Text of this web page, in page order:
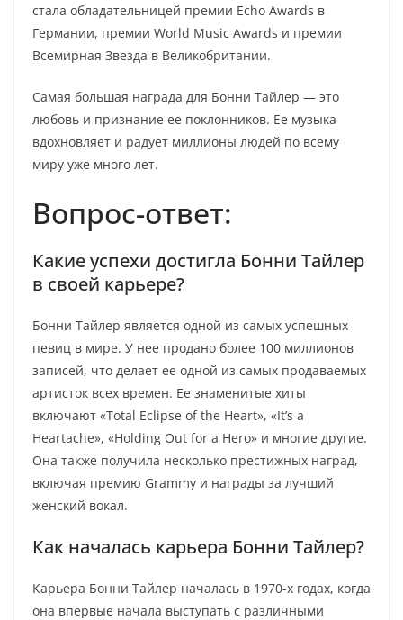
стала обладательницей премии Echo Awards в
Германии, премии World Music Awards и премии
Всемирная Звезда в Великобритании.
Самая большая награда для Бонни Тайлер — это
любовь и признание ее поклонников. Ее музыка
вдохновляет и радует миллионы людей по всему
миру уже много лет.
Вопрос-ответ:
Какие успехи достигла Бонни Тайлер
в своей карьере?
Бонни Тайлер является одной из самых успешных
певиц в мире. У нее продано более 100 миллионов
записей, что делает ее одной из самых продаваемых
артисток всех времен. Ее знаменитые хиты
включают «Total Eclipse of the Heart», «It’s a
Heartache», «Holding Out for a Hero» и многие другие.
Она также получила несколько престижных наград,
включая премию Grammy и награды за лучший
женский вокал.
Как началась карьера Бонни Тайлер?
Карьера Бонни Тайлер началась в 1970-х годах, когда
она впервые начала выступать с различными